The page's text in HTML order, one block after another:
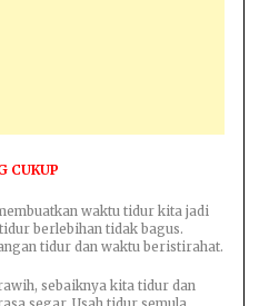
CUKUP
waktu tidur kita jadi
berlebihan tidak bagus.
tidur dan waktu beristirahat.
sebaiknya kita tidur dan